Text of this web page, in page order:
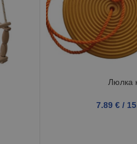
Люлка
7.89 € /